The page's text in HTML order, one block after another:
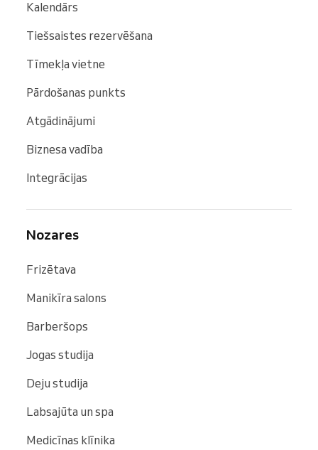
Kalendārs
Tiešsaistes rezervēšana
Tīmekļa vietne
Pārdošanas punkts
Atgādinājumi
Biznesa vadība
Integrācijas
Nozares
Frizētava
Manikīra salons
Barberšops
Jogas studija
Deju studija
Labsajūta un spa
Medicīnas klīnika